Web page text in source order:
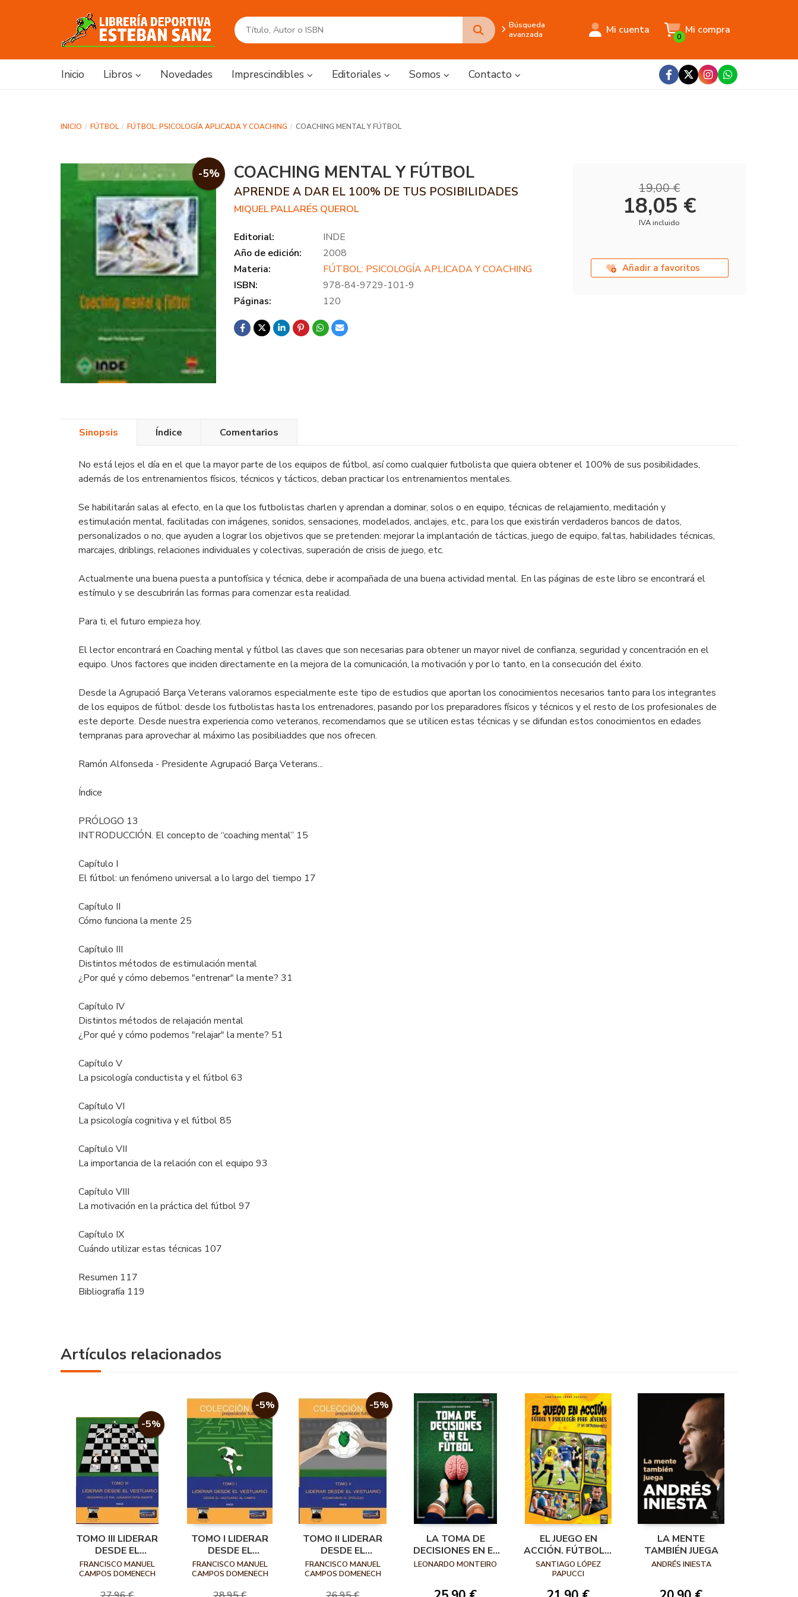
Búsqueda
avanzada
Mi cuenta Mi compra
0
Inicio Libros Novedades Imprescindibles Editoriales Somos Contacto
INICIO FÚTBOL FÚTBOL: PSICOLOGÍA APLICADA Y COACHING COACHING MENTAL Y FÚTBOL
-5% COACHING MENTAL Y FÚTBOL
APRENDE A DAR EL 100% DE TUS POSIBILIDADES
MIQUEL PALLARÉS QUEROL
Editorial:
INDE
Año de edición:
2008
Materia:
FÚTBOL: PSICOLOGÍA APLICADA Y COACHING
ISBN:
978-84-9729-101-9
Páginas:
120
19,00 €
18,05 €
IVA incluido
Añadir a favoritos
Sinopsis Índice Comentarios
No está lejos el día en el que la mayor parte de los equipos de fútbol, así como cualquier futbolista que quiera obtener el 100% de sus posibilidades,
además de los entrenamientos físicos, técnicos y tácticos, deban practicar los entrenamientos mentales.
Se habilitarán salas al efecto, en la que los futbolistas charlen y aprendan a dominar, solos o en equipo, técnicas de relajamiento, meditación y
estimulación mental, facilitadas con imágenes, sonidos, sensaciones, modelados, anclajes, etc., para los que existirán verdaderos bancos de datos,
personalizados o no, que ayuden a lograr los objetivos que se pretenden: mejorar la implantación de tácticas, juego de equipo, faltas, habilidades técnicas,
marcajes, driblings, relaciones individuales y colectivas, superación de crisis de juego, etc.
Actualmente una buena puesta a puntofísica y técnica, debe ir acompañada de una buena actividad mental. En las páginas de este libro se encontrará el
estímulo y se descubrirán las formas para comenzar esta realidad.
Para ti, el futuro empieza hoy.
El lector encontrará en Coaching mental y fútbol las claves que son necesarias para obtener un mayor nivel de confianza, seguridad y concentración en el
equipo. Unos factores que inciden directamente en la mejora de la comunicación, la motivación y por lo tanto, en la consecución del éxito.
Desde la Agrupació Barça Veterans valoramos especialmente este tipo de estudios que aportan los conocimientos necesarios tanto para los integrantes
de los equipos de fútbol: desde los futbolistas hasta los entrenadores, pasando por los preparadores físicos y técnicos y el resto de los profesionales de
este deporte. Desde nuestra experiencia como veteranos, recomendamos que se utilicen estas técnicas y se difundan estos conocimientos en edades
tempranas para aprovechar al máximo las posibiliaddes que nos ofrecen.
Ramón Alfonseda - Presidente Agrupació Barça Veterans...
Índice
PRÓLOGO 13
INTRODUCCIÓN. El concepto de “coaching mental” 15
Capítulo I
El fútbol: un fenómeno universal a lo largo del tiempo 17
Capítulo II
Cómo funciona la mente 25
Capítulo III
Distintos métodos de estimulación mental
¿Por qué y cómo debemos "entrenar" la mente? 31
Capítulo IV
Distintos métodos de relajación mental
¿Por qué y cómo podemos "relajar" la mente? 51
Capítulo V
La psicología conductista y el fútbol 63
Capítulo VI
La psicología cognitiva y el fútbol 85
Capítulo VII
La importancia de la relación con el equipo 93
Capítulo VIII
La motivación en la práctica del fútbol 97
Capítulo IX
Cuándo utilizar estas técnicas 107
Resumen 117
Bibliografía 119
Artículos relacionados
-5%
TOMO III LIDERAR
DESDE EL
VESTUARIO
DESARROLLO DEL
FRANCISCO MANUEL
CAMPOS DOMENECH
-5%
TOMO I LIDERAR
DESDE EL
VESTUARIO DESDE
EL VESTUARIO AL
FRANCISCO MANUEL
CAMPOS DOMENECH
-5%
TOMO II LIDERAR
DESDE EL
VESTUARIO
ACOMPAÑAR EL
FRANCISCO MANUEL
CAMPOS DOMENECH
LA TOMA DE
DECISIONES EN EL
FÚTBOL
LEONARDO MONTEIRO
EL JUEGO EN
ACCIÓN. FÚTBOL Y
PSICOLOGÍA PARA
JÓVENES (Y SUS
SANTIAGO LÓPEZ
PAPUCCI
LA MENTE
TAMBIÉN JUEGA
ANDRÉS INIESTA